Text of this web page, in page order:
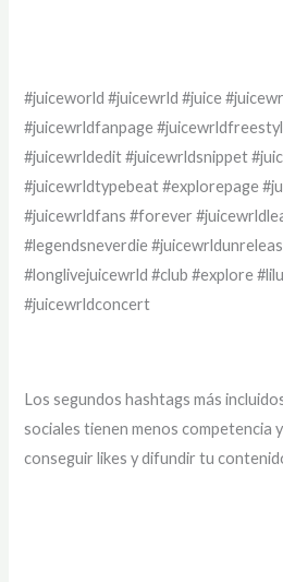
#juiceworld #juicewrld #juice
#juicewrldfanpage
#juicewrldedit #juicewrldsnippet
#juicewrldtypebeat #explorepage
#juicewrldfans #forever
#legendsneverdie
#longlivejuicewrld #club #explore
#juicewrldconcert
Los segundos hashtags más
sociales tienen menos competencia
conseguir likes y difundir tu